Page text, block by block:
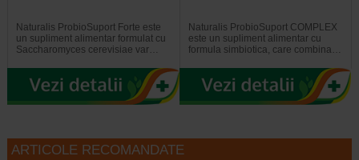
Naturalis ProbioSuport Forte este
un supliment alimentar formulat cu
Saccharomyces cerevisiae var…
Naturalis ProbioSuport COMPLEX
este un supliment alimentar cu
formula simbiotica, care combina…
ARTICOLE RECOMANDATE